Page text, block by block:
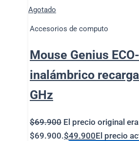
Agotado
Accesorios de computo
Mouse Genius
inalámbrico
GHz
$69.900 El precio original
$69.900.$49.900El precio